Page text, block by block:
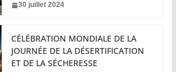
30 juillet 2024
CÉLÉBRATION MONDIALE DE LA
JOURNÉE DE LA DÉSERTIFICATION
ET DE LA SÉCHERESSE